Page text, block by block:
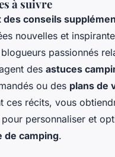
à suivre
des conseils
nouvelles et
passionnés
des astuces
ou des plans de
ces récits, vous
personnaliser et
de camping.